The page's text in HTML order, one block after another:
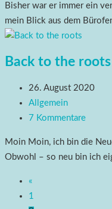
Bisher war er immer ein
mein Blick aus dem
Back to the roots
26. August 2020
Allgemein
7 Kommentare
Moin Moin, ich bin die
Obwohl – so neu bin ich
«
1